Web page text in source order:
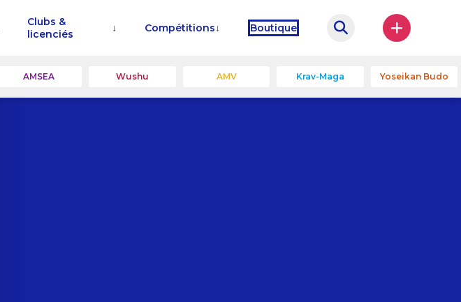
Clubs &
licenciés
Compétitions Boutique
AMSEA Wushu AMV Krav-Maga Yoseikan Budo